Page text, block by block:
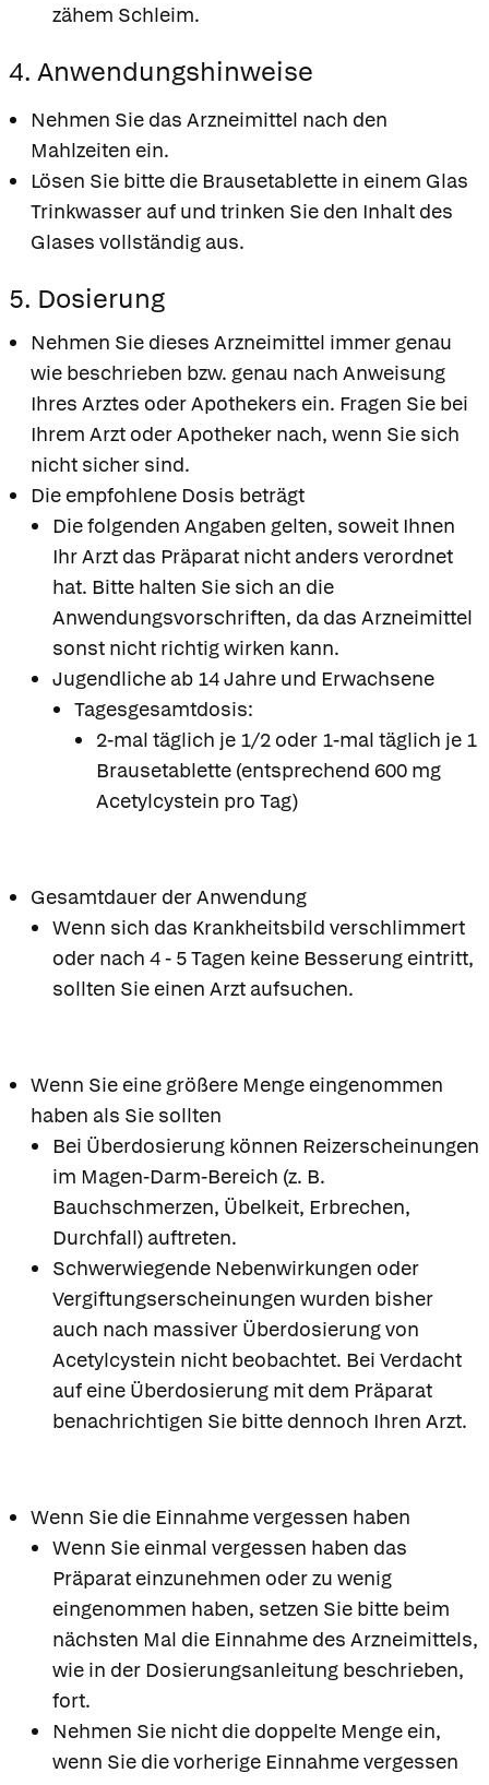
zähem Schleim.
4. Anwendungshinweise
Nehmen Sie das Arzneimittel nach den
Mahlzeiten ein.
Lösen Sie bitte die Brausetablette in einem Glas
Trinkwasser auf und trinken Sie den Inhalt des
Glases vollständig aus.
5. Dosierung
Nehmen Sie dieses Arzneimittel immer genau
wie beschrieben bzw. genau nach Anweisung
Ihres Arztes oder Apothekers ein. Fragen Sie bei
Ihrem Arzt oder Apotheker nach, wenn Sie sich
nicht sicher sind.
Die empfohlene Dosis beträgt
Die folgenden Angaben gelten, soweit Ihnen
Ihr Arzt das Präparat nicht anders verordnet
hat. Bitte halten Sie sich an die
Anwendungsvorschriften, da das Arzneimittel
sonst nicht richtig wirken kann.
Jugendliche ab 14 Jahre und Erwachsene
Tagesgesamtdosis:
2-mal täglich je 1/2 oder 1-mal täglich je 1
Brausetablette (entsprechend 600 mg
Acetylcystein pro Tag)
Gesamtdauer der Anwendung
Wenn sich das Krankheitsbild verschlimmert
oder nach 4 - 5 Tagen keine Besserung eintritt,
sollten Sie einen Arzt aufsuchen.
Wenn Sie eine größere Menge eingenommen
haben als Sie sollten
Bei Überdosierung können Reizerscheinungen
im Magen-Darm-Bereich (z. B.
Bauchschmerzen, Übelkeit, Erbrechen,
Durchfall) auftreten.
Schwerwiegende Nebenwirkungen oder
Vergiftungserscheinungen wurden bisher
auch nach massiver Überdosierung von
Acetylcystein nicht beobachtet. Bei Verdacht
auf eine Überdosierung mit dem Präparat
benachrichtigen Sie bitte dennoch Ihren Arzt.
Wenn Sie die Einnahme vergessen haben
Wenn Sie einmal vergessen haben das
Präparat einzunehmen oder zu wenig
eingenommen haben, setzen Sie bitte beim
nächsten Mal die Einnahme des Arzneimittels,
wie in der Dosierungsanleitung beschrieben,
fort.
Nehmen Sie nicht die doppelte Menge ein,
wenn Sie die vorherige Einnahme vergessen